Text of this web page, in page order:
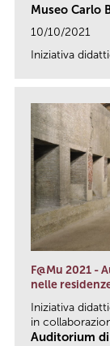
Museo Carlo
10/10/2021
Iniziativa
F@Mu 2021 -
nelle
Iniziativa
in
Auditorium